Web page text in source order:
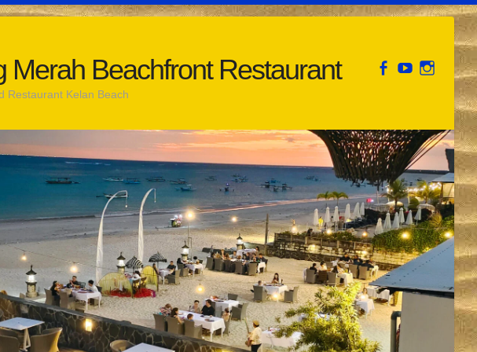
Merah Beachfront Restaurant
Restaurant Kelan Beach